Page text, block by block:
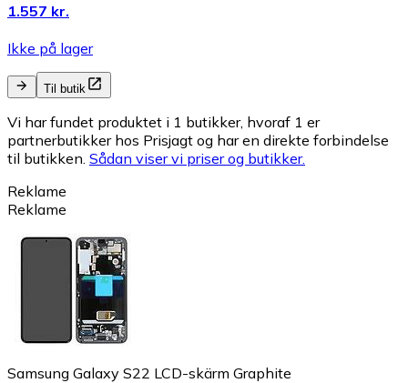
1.557 kr.
Ikke på lager
Til butik
Vi har fundet produktet i 1 butikker, hvoraf 1 er
partnerbutikker hos Prisjagt og har en direkte forbindelse
til butikken. Sådan viser vi priser og butikker.
Reklame
Reklame
Samsung Galaxy S22 LCD-skärm Graphite